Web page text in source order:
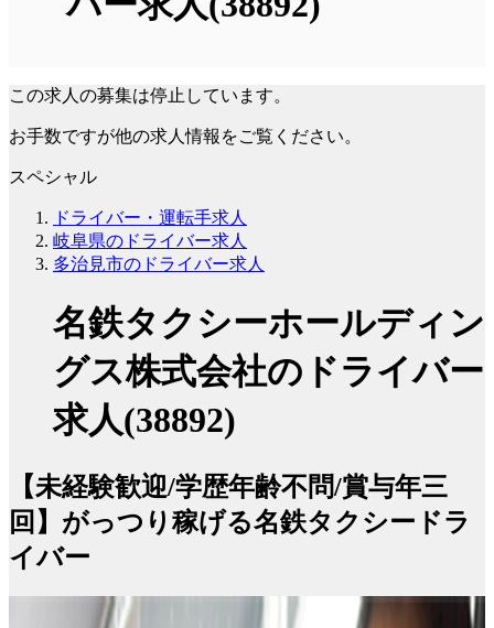
この求人の募集は停止しています。
お手数ですが他の求人情報をご覧ください。
スペシャル
ドライバー・運転手求人
岐阜県のドライバー求人
多治見市のドライバー求人
名鉄タクシーホールディン
グス株式会社のドライバー
求人(38892)
【未経験歓迎/学歴年齢不問/賞与年三
回】がっつり稼げる名鉄タクシードラ
イバー